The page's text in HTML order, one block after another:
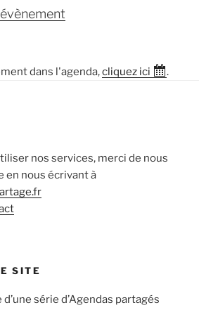
dans l'agenda,cliquez ici .
nos services, merci de nous
en nous écrivant à
SITE
série d’Agendas partagés